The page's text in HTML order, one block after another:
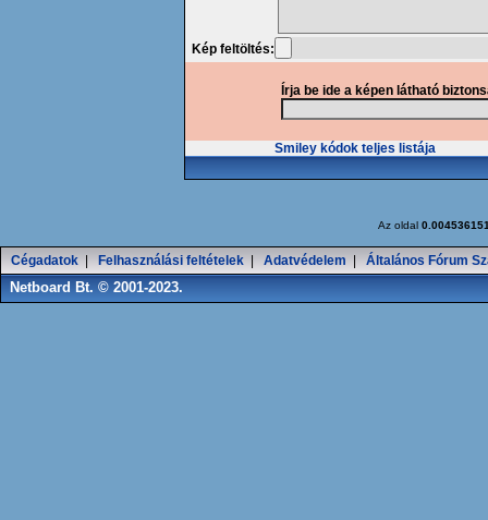
Kép feltöltés:
Írja be ide a képen látható
Smiley kódok teljes listája
Az oldal
Cégadatok Felhasználási feltételek Adatvédelem Általános Fórum
Netboard Bt. © 2001-2023.